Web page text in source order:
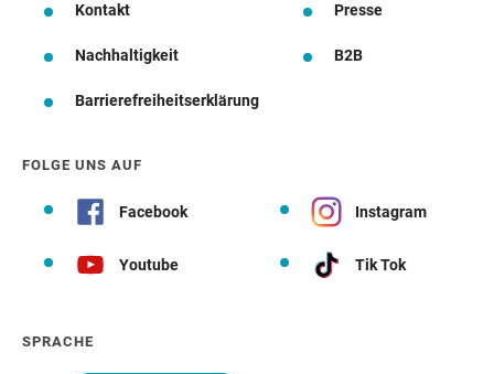
Kontakt Presse
Nachhaltigkeit B2B
Barrierefreiheitserklärung
FOLGE UNS AUF
Facebook Instagram
Youtube Tik Tok
SPRACHE